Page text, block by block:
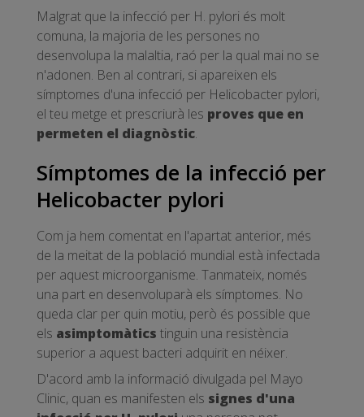
Malgrat que la infecció per H. pylori és molt
comuna, la majoria de les persones no
desenvolupa la malaltia, raó per la qual mai no se
n'adonen. Ben al contrari, si apareixen els
símptomes d'una infecció per Helicobacter pylori,
el teu metge et prescriurà les proves que en
permeten el diagnòstic.
Símptomes de la infecció per
Helicobacter pylori
Com ja hem comentat en l'apartat anterior, més
de la meitat de la població mundial està infectada
per aquest microorganisme. Tanmateix, només
una part en desenvoluparà els símptomes. No
queda clar per quin motiu, però és possible que
els asimptomàtics tinguin una resistència
superior a aquest bacteri adquirit en néixer.
D'acord amb la informació divulgada pel Mayo
Clinic, quan es manifesten els signes d'una